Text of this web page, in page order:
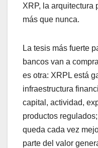
XRP, la arquitectura
más que nunca.
La tesis más fuerte
bancos van a
es otra: XRPL está
infraestructura
capital, actividad,
productos
queda cada vez
parte del valor